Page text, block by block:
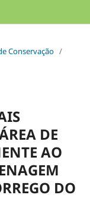
Conservação /
DE
AO
DO